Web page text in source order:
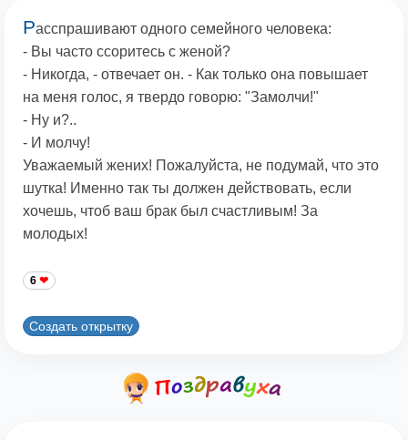
Расспрашивают одного семейного человека:
- Вы часто ссоритесь с женой?
- Никогда, - отвечает он. - Как только она повышает
на меня голос, я твердо говорю: "Замолчи!"
- Ну и?..
- И молчу!
Уважаемый жених! Пожалуйста, не подумай, что это
шутка! Именно так ты должен действовать, если
хочешь, чтоб ваш брак был счастливым! За
молодых!
6
Создать открытку